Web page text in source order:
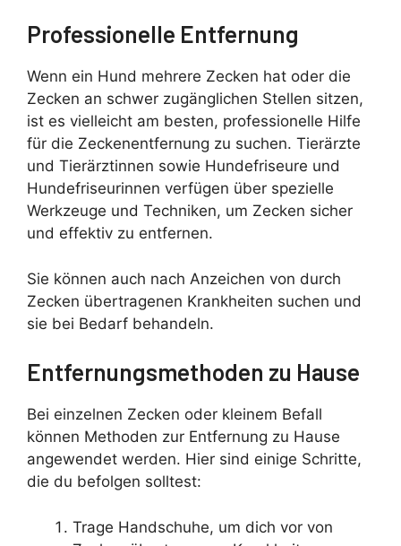
Professionelle Entfernung
Wenn ein Hund mehrere Zecken hat oder die
Zecken an schwer zugänglichen Stellen sitzen,
ist es vielleicht am besten, professionelle Hilfe
für die Zeckenentfernung zu suchen. Tierärzte
und Tierärztinnen sowie Hundefriseure und
Hundefriseurinnen verfügen über spezielle
Werkzeuge und Techniken, um Zecken sicher
und effektiv zu entfernen.
Sie können auch nach Anzeichen von durch
Zecken übertragenen Krankheiten suchen und
sie bei Bedarf behandeln.
Entfernungsmethoden zu Hause
Bei einzelnen Zecken oder kleinem Befall
können Methoden zur Entfernung zu Hause
angewendet werden. Hier sind einige Schritte,
die du befolgen solltest:
Trage Handschuhe, um dich vor von